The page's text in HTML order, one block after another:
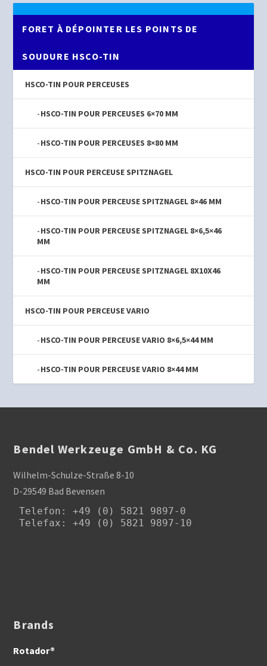
FORET À DÉPOINTER LES POINTS DE
SOUDURE HSCO-TIN
HSCO-TIN POUR PERCEUSES
HSCO-TIN POUR PERCEUSES 6×70 MM
HSCO-TIN POUR PERCEUSES 8×80 MM
HSCO-TIN POUR PERCEUSE SPITZNAGEL
HSCO-TIN POUR PERCEUSE SPITZNAGEL 8×46 MM
HSCO-TIN POUR PERCEUSE SPITZNAGEL 8×6,5×46
MM
HSCO-TIN POUR PERCEUSE SPITZNAGEL 8X10X46
MM
HSCO-TIN POUR PERCEUSE VARIO
HSCO-TIN POUR PERCEUSE VARIO 8×6,5×44 MM
HSCO-TIN POUR PERCEUSE VARIO 8×44 MM
Bendel Werkzeuge GmbH & Co. KG
Wilhelm-Schulze-Straße 8-10
D-29549 Bad Bevensen
Telefon : +49 (0) 5821 9897-0
Telefax: +49 (0) 5821 9897-10
Brands
Rotador®